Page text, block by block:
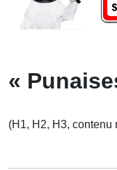
«
(H1, H2, H3,